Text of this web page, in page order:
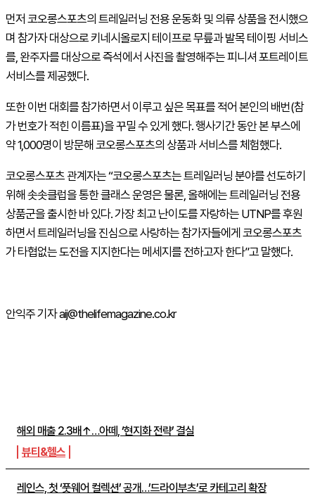
해외 매출 2.3배↑…아떼, ‘현지화 전략’ 결실
뷰티&헬스
레인스, 첫 ‘풋웨어 컬렉션’ 공개…’드라이부츠’로 카테고리 확장
먼저 코오롱스포츠의 트레일러닝 전용 운동화 및 의류 상품을 전시했으
며 참가자 대상으로 키네시올로지 테이프로 무릎과 발목 테이핑 서비스
를, 완주자를 대상으로 즉석에서 사진을 촬영해주는 피니셔 포트레이트
서비스를 제공했다.
또한 이번 대회를 참가하면서 이루고 싶은 목표를 적어 본인의 배번(참
가 번호가 적힌 이름표)을 꾸밀 수 있게 했다. 행사기간 동안 본 부스에
약 1,000명이 방문해 코오롱스포츠의 상품과 서비스를 체험했다.
코오롱스포츠 관계자는 “코오롱스포츠는 트레일러닝 분야를 선도하기
위해 솟솟클럽을 통한 클래스 운영은 물론, 올해에는 트레일러닝 전용
상품군을 출시한 바 있다. 가장 최고 난이도를 자랑하는 UTNP를 후원
하면서 트레일러닝을 진심으로 사랑하는 참가자들에게 코오롱스포츠
가 타협없는 도전을 지지한다는 메세지를 전하고자 한다”고 말했다.
안익주 기자 aij@thelifemagazine.co.kr